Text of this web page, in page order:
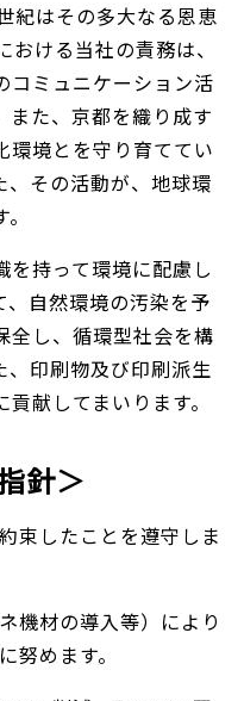
紀はその多大なる恩恵
ける当社の責務は、
コミュニケーション活
また、京都を織り成す
環境とを守り育ててい
、その活動が、地球環
を持って環境に配慮し
、自然環境の汚染を予
全し、循環型社会を構
、印刷物及び印刷派生
献してまいります。
針＞
束したことを遵守しま
機材の導入等）により
努めます。